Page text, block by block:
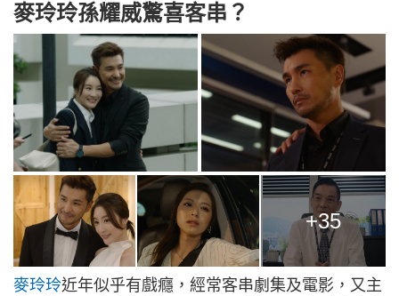
麥玲玲孫耀威驚喜客串？
+35
麥玲玲近年似乎有戲癮，經常客串劇集及電影，又主